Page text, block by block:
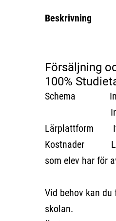
Beskrivning
Försäljning
100%
Schema
Lärplattform
Kostnader
som elev har för
Vid behov kan
skolan.